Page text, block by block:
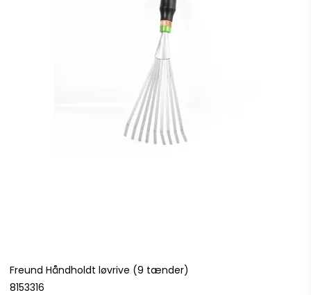
Freund Håndholdt løvrive (9 tænder)
8153316